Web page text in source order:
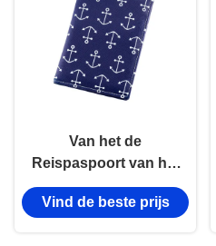
Van het de
Reispaspoort van het
drukpu Leer van de de
Houdersrechthoek
Vind de beste prijs